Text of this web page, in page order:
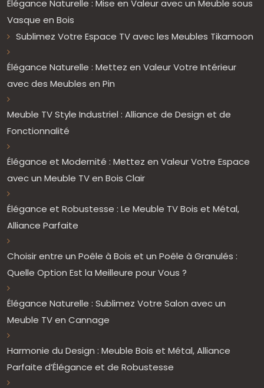
Élégance Naturelle : Mise en Valeur avec un Meuble sous
Vasque en Bois
Sublimez Votre Espace TV avec les Meubles Tikamoon
Élégance Naturelle : Mettez en Valeur Votre Intérieur
avec des Meubles en Pin
Meuble TV Style Industriel : Alliance de Design et de
Fonctionnalité
Élégance et Modernité : Mettez en Valeur Votre Espace
avec un Meuble TV en Bois Clair
Élégance et Robustesse : Le Meuble TV Bois et Métal,
Alliance Parfaite
Choisir entre un Poêle à Bois et un Poêle à Granulés :
Quelle Option Est la Meilleure pour Vous ?
Élégance Naturelle : Sublimez Votre Salon avec un
Meuble TV en Cannage
Harmonie du Design : Meuble Bois et Métal, Alliance
Parfaite d’Élégance et de Robustesse